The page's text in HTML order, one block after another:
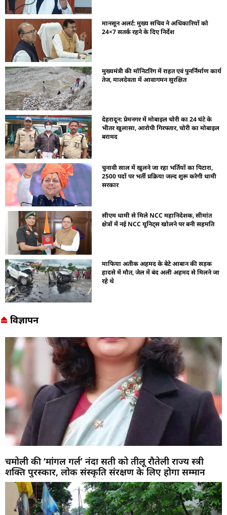
मानसून अलर्ट: मुख्य सचिव ने अधिकारियों को
24×7 सतर्क रहने के दिए निर्देश
मुख्यमंत्री की मॉनिटरिंग में राहत एवं पुनर्निर्माण कार्य
तेज, मालदेवता में आवागमन सुरक्षित
देहरादून: प्रेमनगर में मोबाइल चोरी का 24 घंटे के
भीतर खुलासा, आरोपी गिरफ्तार, चोरी का मोबाइल
बरामद
चुनावी साल में खुलने जा रहा भर्तियों का पिटारा,
2500 पदों पर भर्ती प्रक्रिया जल्द शुरू करेगी धामी
सरकार
सीएम धामी से मिले NCC महानिदेशक, सीमांत
क्षेत्रों में नई NCC यूनिट्स खोलने पर बनी सहमति
माफिया अतीक अहमद के बेटे आबान की सड़क
हादसे में मौत, जेल में बंद अली अहमद से मिलने जा
रहे थे
विज्ञापन
चमोली की ‘मांगल गर्ल’ नंदा सती को तीलू रौतेली राज्य स्त्री
शक्ति पुरस्कार, लोक संस्कृति संरक्षण के लिए होगा सम्मान